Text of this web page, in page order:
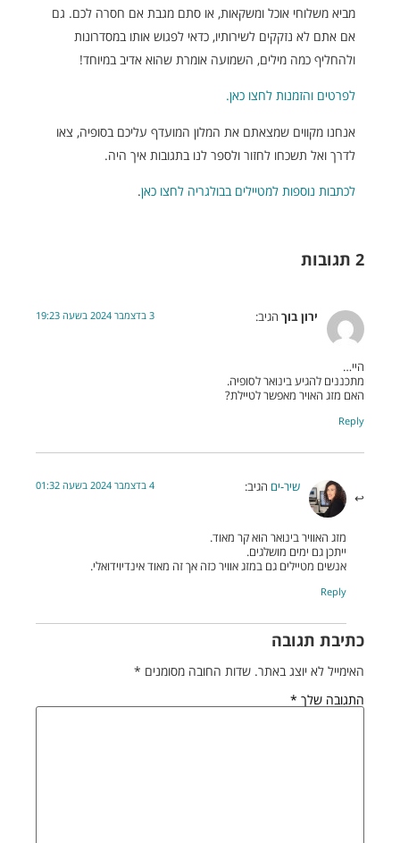
מביא משלוחי אוכל ומשקאות, או סתם מגבת אם חסרה לכם. גם
אם אתם לא נזקקים לשירותיו, כדאי לפגוש אותו במסדרונות
ולהחליף כמה מילים, השמועה אומרת שהוא אדיב במיוחד!
לפרטים והזמנות לחצו כאן.
אנחנו מקווים שמצאתם את המלון המועדף עליכם בסופיה, צאו
לדרך ואל תשכחו לחזור ולספר לנו בתגובות איך היה.
לכתבות נוספות למטיילים בבולגריה לחצו כאן.
2 תגובות
ירון בוך הגיב: 3 בדצמבר 2024 בשעה 19:23
היי…
מתכננים להגיע בינואר לסופיה.
האם מזג האויר מאפשר לטיילת?
Reply
שיר-ים הגיב: 4 בדצמבר 2024 בשעה 01:32
מזג האוויר בינואר הוא קר מאוד.
ייתכן גם ימים מושלגים.
אנשים מטיילים גם במזג אוויר כזה אך זה מאוד אינדיוידואלי.
Reply
כתיבת תגובה
האימייל לא יוצג באתר. שדות החובה מסומנים *
התגובה שלך *